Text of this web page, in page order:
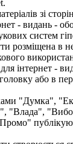
зі
- видань -
систем
розміщена в
інтернет -
або в
"Думка",
"Влада",